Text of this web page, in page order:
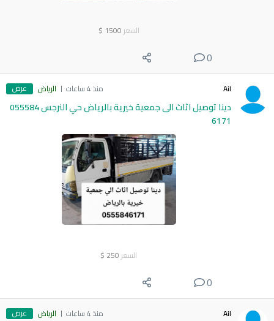
السعر 1500
$
0
Ail منذ 4 ساعات الرياض عرض
دينا توصيل اثاث الى جمعية خيرية بالرياض حي النرجس 055584
6171
السعر 250
$
0
Ail منذ 4 ساعات الرياض عرض